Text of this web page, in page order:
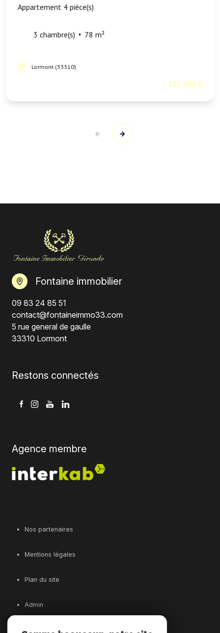
Appartement 4 pièce(s)
3 chambre(s) 78 m²
Lormont (33310)
157 500 €
Fontaine immobilier
09 83 24 85 51
contact@fontaineimmo33.com
5 rue general de gaulle
33310 Lormont
Restons connectés
Agence membre
Nos partenaires
Mentions légales
Plan du site
Admin
Nos honoraires